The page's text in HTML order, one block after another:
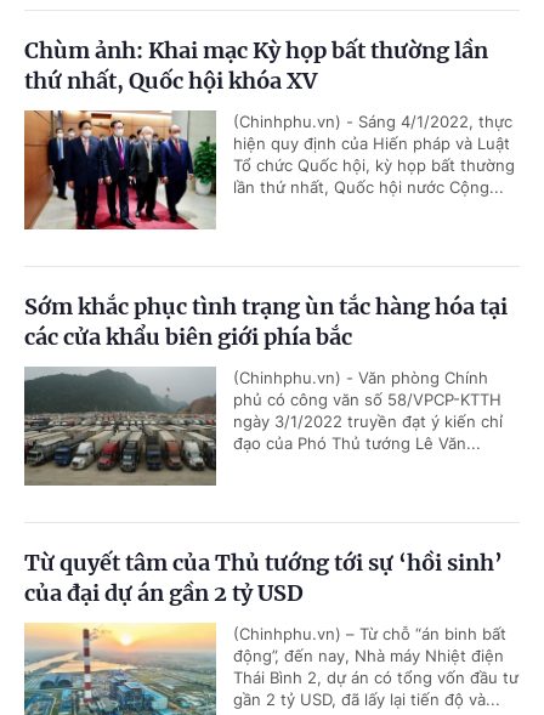
Chùm ảnh: Khai mạc Kỳ họp bất thường lần
thứ nhất, Quốc hội khóa XV
(Chinhphu.vn) - Sáng 4/1/2022, thực
hiện quy định của Hiến pháp và Luật
Tổ chức Quốc hội, kỳ họp bất thường
lần thứ nhất, Quốc hội nước Cộng...
Sớm khắc phục tình trạng ùn tắc hàng hóa tại
các cửa khẩu biên giới phía bắc
(Chinhphu.vn) - Văn phòng Chính
phủ có công văn số 58/VPCP-KTTH
ngày 3/1/2022 truyền đạt ý kiến chỉ
đạo của Phó Thủ tướng Lê Văn...
Từ quyết tâm của Thủ tướng tới sự ‘hồi sinh’
của đại dự án gần 2 tỷ USD
(Chinhphu.vn) – Từ chỗ “án binh bất
động”, đến nay, Nhà máy Nhiệt điện
Thái Bình 2, dự án có tổng vốn đầu tư
gần 2 tỷ USD, đã lấy lại tiến độ và...